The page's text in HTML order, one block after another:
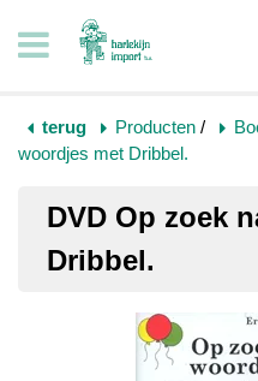
terug Producten /
woordjes met Dribbel.
DVD Op zoek
Dribbel.